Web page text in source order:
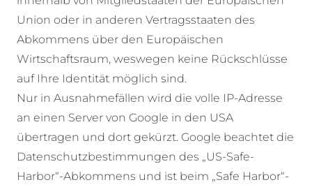
Union oder in anderen Vertragsstaaten des
Abkommens über den Europäischen
Wirtschaftsraum, weswegen keine Rückschlüsse
auf Ihre Identität möglich sind.
Nur in Ausnahmefällen wird die volle IP-Adresse
an einen Server von Google in den USA
übertragen und dort gekürzt. Google beachtet die
Datenschutzbestimmungen des „US-Safe-
Harbor“-Abkommens und ist beim „Safe Harbor“-